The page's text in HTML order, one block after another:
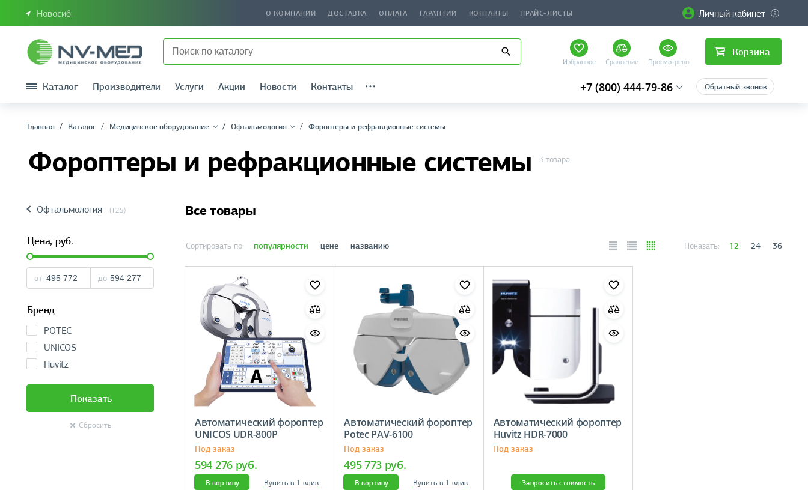
Новосибирск или Сибирский федеральный округ О КОМПАНИИ ДОСТАВКА ОПЛАТА ГАРАНТИИ КОНТАКТЫ ПРАЙС-ЛИСТЫ Личный кабинет
Избранное Сравнение Просмотрено
Корзина
Каталог Производители Услуги Акции Новости Контакты +7 (800) 444-79-86 Обратный звонок
Главная Каталог Медицинское оборудование Офтальмология Фороптеры и рефракционные системы
Фороптеры и рефракционные системы 3 товара
Офтальмология (125)
Цена, руб.
от до
Бренд
POTEC
UNICOS
Huvitz
Показать
Сбросить
Все товары
Сортировать по: популярности цене названию Показать: 12 24 36
Автоматический фороптер
UNICOS UDR-800P
Под заказ
594 276 руб.
В корзину Купить в 1 клик
Автоматический фороптер
Potec PAV-6100
Под заказ
495 773 руб.
В корзину Купить в 1 клик
Автоматический фороптер
Huvitz HDR-7000
Под заказ
Запросить стоимость